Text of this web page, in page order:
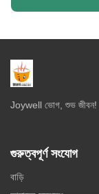
Joywell ভোগ, শুভ জীবন!
গুরুত্বপূর্ণ সংযোগ
বাড়ি